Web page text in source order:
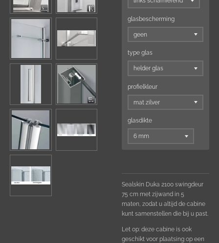
glasbescherming
type glas
profielkleur
glasdikte
Sealskin Duka 2100 swingdeur
75 cm met zijwand in 5
maten, zodat u altijd de cabine
kunt samenstellen die bij u past.
Let op: deze cabine is ook
geschikt voor plaatsing op een